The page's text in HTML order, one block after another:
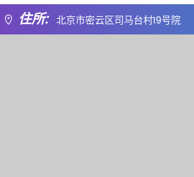
住所: 北京市密云区司马台村19号院